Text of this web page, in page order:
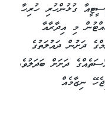
ގުޅުންހުރި ހުރިހާ
މި އިދާރާއާ
2.0″ ޕްރޮގްރާމްގެ ދަށުން ދައުލަތުގެ
ދަށަށް ބަދަލުވެ،
ނިޒާމެއް